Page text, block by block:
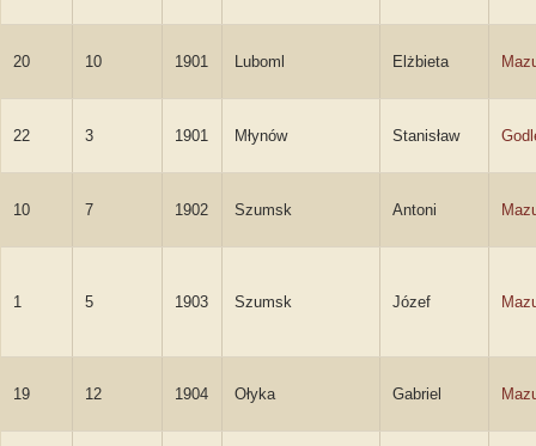
20 10 1901 Luboml Elżbieta
22 3 1901 Młynów Stanisław
10 7 1902 Szumsk Antoni
1 5 1903 Szumsk Józef
19 12 1904 Ołyka Gabriel